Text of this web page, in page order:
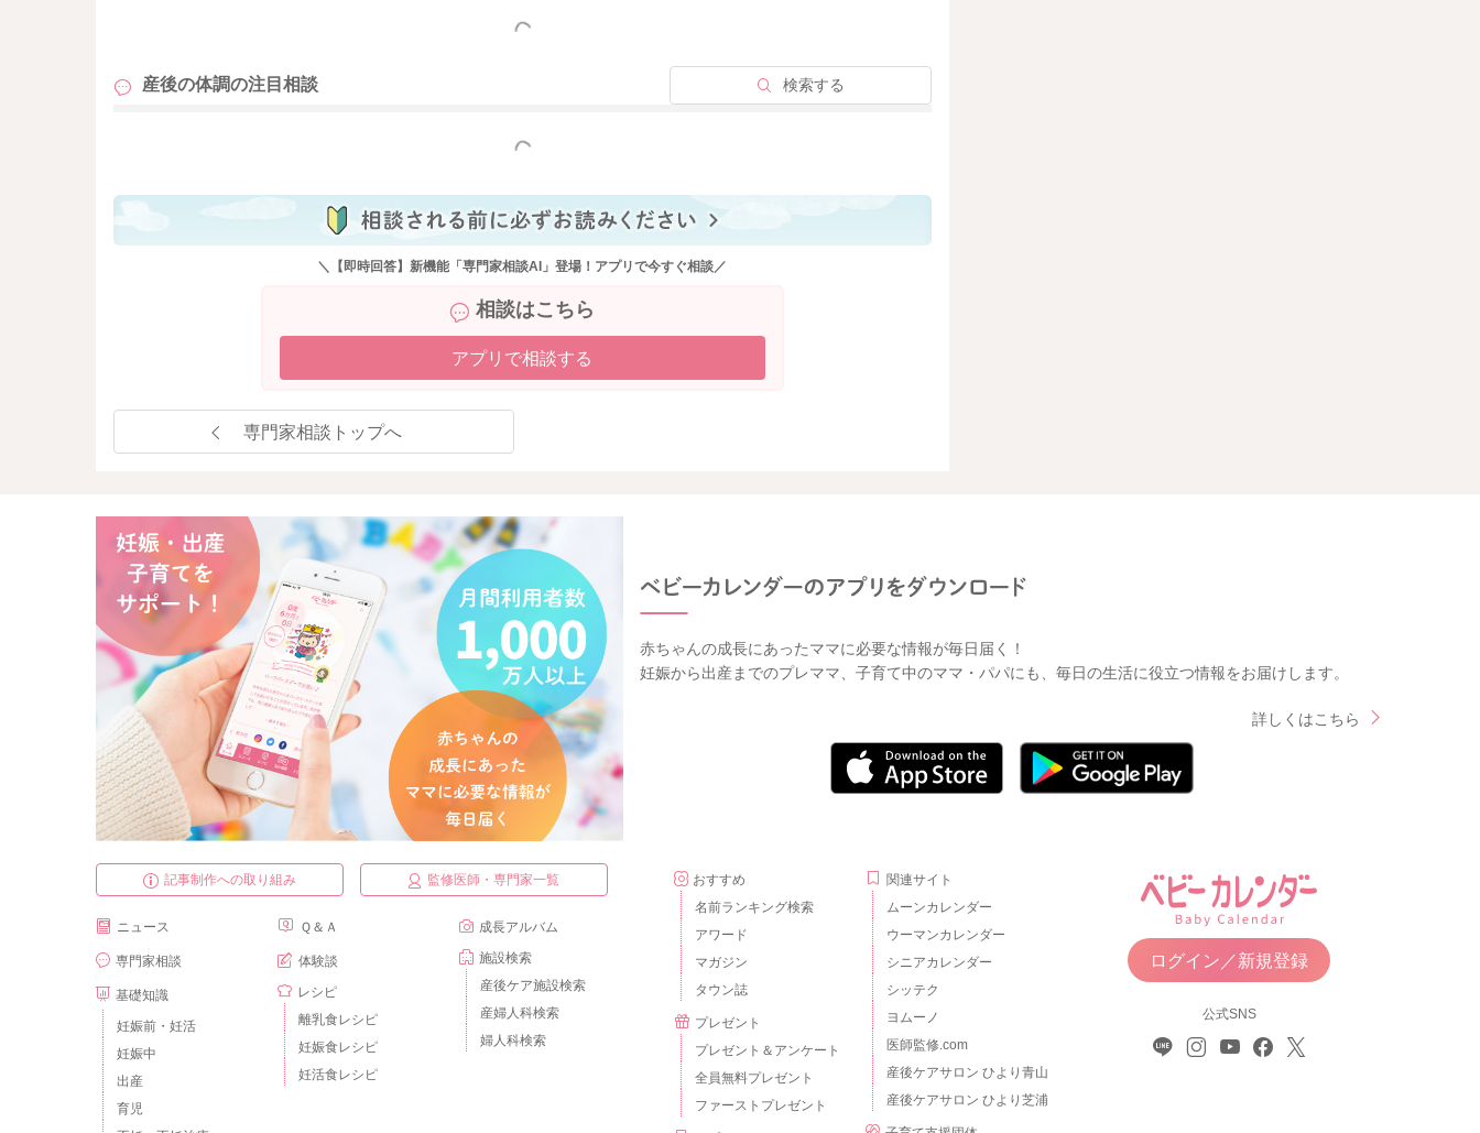
もっと見る
産後の体調の注目相談 検索する
もっと見る
＼【即時回答】新機能「専門家相談AI」登場！アプリで今すぐ相談／
相談はこちら
アプリで相談する
専門家相談トップへ
赤ちゃんの成長にあったママに必要な情報が毎日届く！
妊娠から出産までのプレママ、子育て中のママ・パパにも、毎日の生活に役立つ情報をお届けします。
詳しくはこちら
記事制作への取り組み 監修医師・専門家一覧
ニュース
専門家相談
基礎知識
妊娠前・妊活
妊娠中
出産
育児
Ｑ＆Ａ
体験談
レシピ
離乳食レシピ
妊娠食レシピ
妊活食レシピ
成長アルバム
施設検索
産後ケア施設検索
産婦人科検索
婦人科検索
おすすめ
名前ランキング検索
アワード
マガジン
タウン誌
プレゼント
プレゼント＆アンケート
全員無料プレゼント
ファーストプレゼント
関連サイト
ムーンカレンダー
ウーマンカレンダー
シニアカレンダー
シッテク
ヨムーノ
医師監修.com
産後ケアサロン ひより青山
産後ケアサロン ひより芝浦
ログイン／新規登録
公式SNS